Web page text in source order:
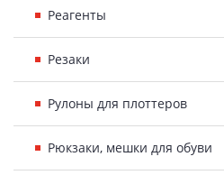
Реагенты
Резаки
Рулоны для плоттеров
Рюкзаки, мешки для обуви